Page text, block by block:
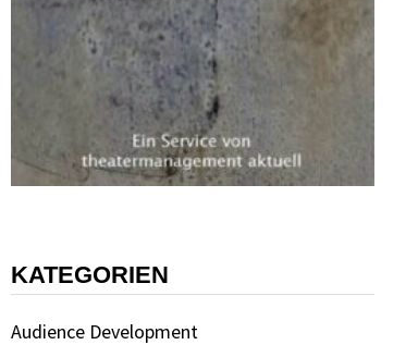
KATEGORIEN
Audience Development